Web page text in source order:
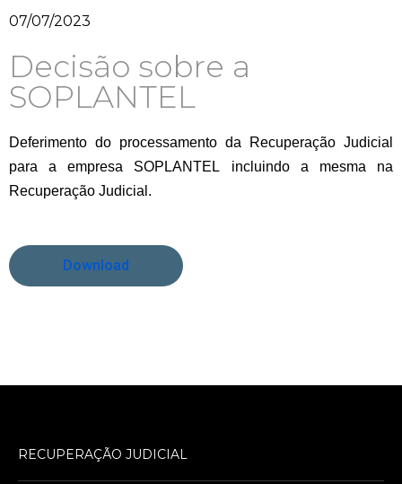
07/07/2023
Decisão sobre a
SOPLANTEL
Deferimento do processamento da Recuperação Judicial
para a empresa SOPLANTEL incluindo a mesma na
Recuperação Judicial.
Download
RECUPERAÇÃO JUDICIAL